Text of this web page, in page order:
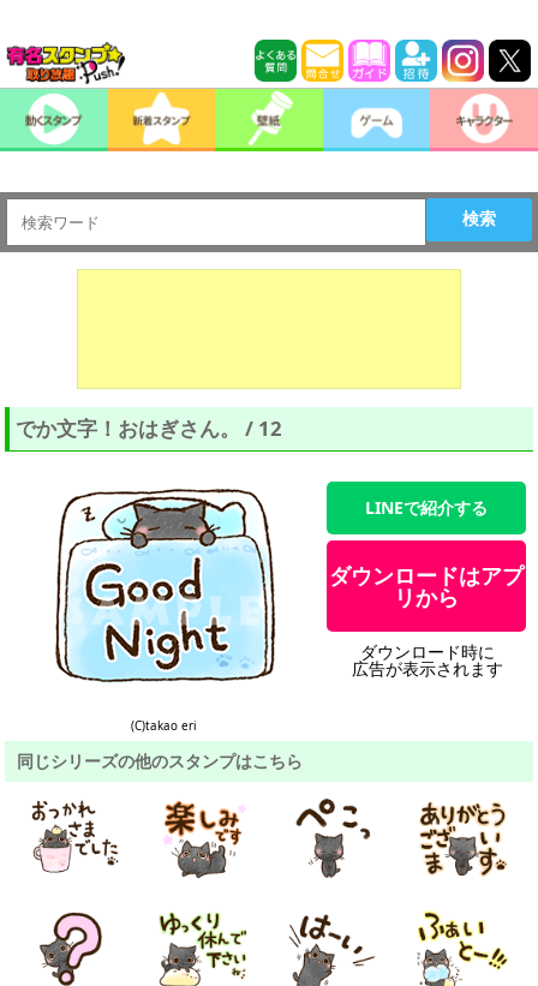
検索
でか文字！おはぎさん。 / 12
(C)takao eri
LINEで紹介する
ダウンロードはアプ
リから
ダウンロード時に
広告が表示されます
同じシリーズの他のスタンプはこちら